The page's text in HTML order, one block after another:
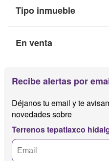
Tipo inmueble
En venta
Recibe alertas por
Déjanos tu email y te
novedades sobre
Terrenos tepatlaxco